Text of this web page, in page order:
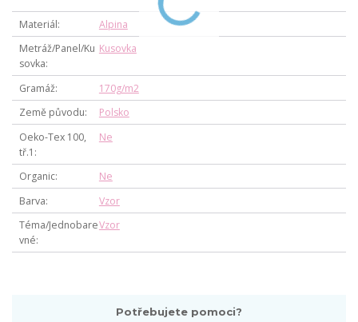
Materiál
Alpina
Metráž/Panel/Ku
sovka
Kusovka
Gramáž
170g/m2
Země původu
Polsko
Oeko-Tex 100,
tř.1
Ne
Organic
Ne
Barva
Vzor
Téma/Jednobare
vné
Vzor
Potřebujete pomoci?